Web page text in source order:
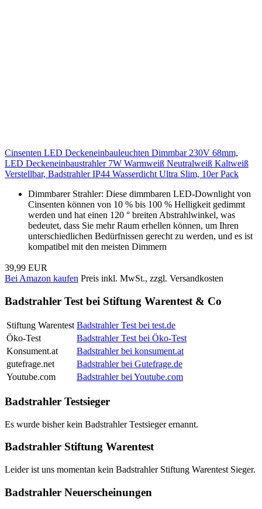
Cinsenten LED Deckeneinbauleuchten Dimmbar 230V 68mm,
LED Deckeneinbaustrahler 7W Warmweiß Neutralweiß Kaltweiß
Verstellbar, Badstrahler IP44 Wasserdicht Ultra Slim, 10er Pack
Dimmbarer Strahler: Diese dimmbaren LED-Downlight von
Cinsenten können von 10 % bis 100 % Helligkeit gedimmt
werden und hat einen 120 ° breiten Abstrahlwinkel, was
bedeutet, dass Sie mehr Raum erhellen können, um Ihren
unterschiedlichen Bedürfnissen gerecht zu werden, und es ist
kompatibel mit den meisten Dimmern
39,99 EUR
Bei Amazon kaufen Preis inkl. MwSt., zzgl. Versandkosten
Badstrahler Test bei Stiftung Warentest & Co
Stiftung Warentest Badstrahler Test bei test.de
Öko-Test
Badstrahler Test bei Öko-Test
Konsument.at
Badstrahler bei konsument.at
gutefrage.net
Badstrahler bei Gutefrage.de
Youtube.com
Badstrahler bei Youtube.com
Badstrahler Testsieger
Es wurde bisher kein Badstrahler Testsieger ernannt.
Badstrahler Stiftung Warentest
Leider ist uns momentan kein Badstrahler Stiftung Warentest Sieger.
Badstrahler Neuerscheinungen